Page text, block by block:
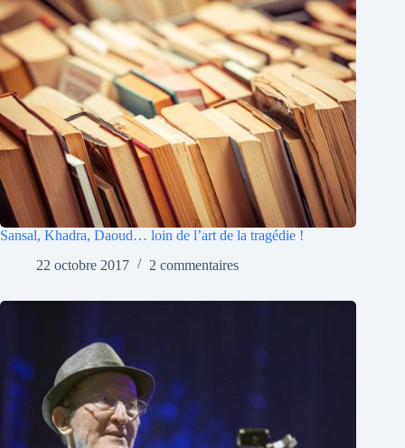
Sansal, Khadra, Daoud… loin de l’art de la tragédie !
22 octobre 2017
2 commentaires